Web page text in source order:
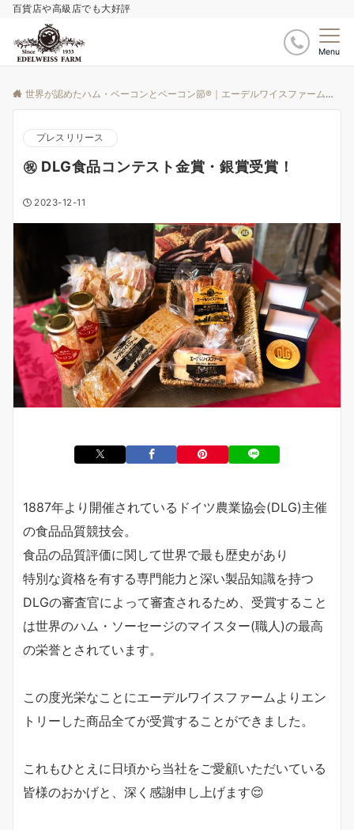
百貨店や高級店でも大好評
Menu
世界が認めたハム・ベーコンとベーコン節®｜エーデルワイスファーム
プレスリリース
㊗️ DLG食品コンテスト金賞・銀賞受賞！
2023-12-11
1887年より開催されているドイツ農業協会(DLG)主催
の食品品質競技会。
食品の品質評価に関して世界で最も歴史があり
特別な資格を有する専門能力と深い製品知識を持つ
DLGの審査官によって審査されるため、受賞すること
は世界のハム・ソーセージのマイスター(職人)の最高
の栄誉とされています。
この度光栄なことにエーデルワイスファームよりエン
トリーした商品全てが受賞することができました。
これもひとえに日頃から当社をご愛顧いただいている
皆様のおかげと、深く感謝申し上げます😌